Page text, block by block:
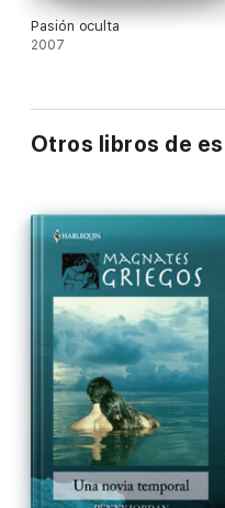
Pasión oculta
2007
Otros libros de